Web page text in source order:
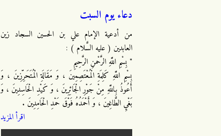
دعاء يوم السبت
من أدعية الإمام علي بن الحسين السجاد زين
العابدين ( عليه السَّلام ) :
" بِسْمِ اللَّهِ الرَّحْمنِ الرَّحِيمِ
بِسْمِ اللَّهِ كَلِمَةِ الْمُعْتَصِمِينَ ، وَ مَقَالَةِ الْمُتَحَرِّزِينَ ، وَ
أَعُوذُ بِاللَّهِ مِنْ جَوْرِ الْجَائِرِينَ ، وَ كَيْدِ الْحَاسِدِينَ ، وَ
بَغْيِ الطَّاغِينَ ، وَ أَحْمَدُهُ فَوْقَ حَمْدِ الْحَامِدِينَ .
اقرأ المزيد